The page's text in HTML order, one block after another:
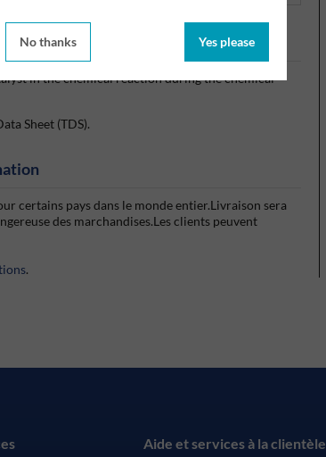
No thanks Yes please
in the chemical reaction during the chemical
Sheet (TDS).
certains pays dans le monde entier.Livraison sera
des marchandises.Les clients peuvent
.
Aide et services à la clientèle